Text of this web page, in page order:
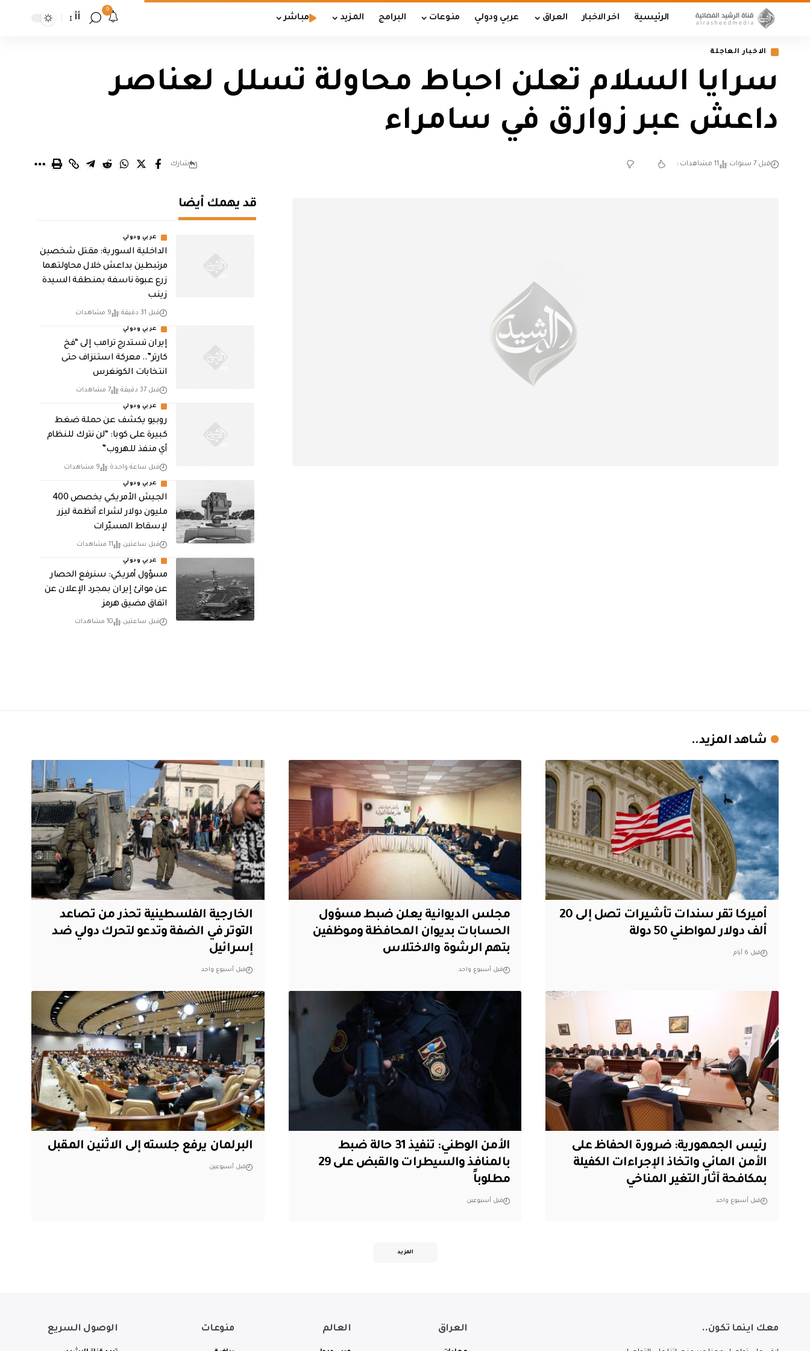
الرئيسية اخر الاخبار العراق عربي ودولي منوعات البرامج المزيد مباشر
9
أأ
الاخبار العاجلة
سرايا السلام تعلن احباط محاولة تسلل لعناصر
داعش عبر زوارق في سامراء
قبل 7 سنوات 11 مشاهدات شارك
قد يهمك أيضا
عربي ودولي
الداخلية السورية: مقتل شخصين
مرتبطين بداعش خلال محاولتهما
زرع عبوة ناسفة بمنطقة السيدة
زينب
قبل 31 دقيقة 9 مشاهدات
عربي ودولي
إيران تستدرج ترامب إلى “فخ
كارتر”.. معركة استنزاف حتى
انتخابات الكونغرس
قبل 37 دقيقة 7 مشاهدات
عربي ودولي
روبيو يكشف عن حملة ضغط
كبيرة على كوبا: “لن نترك للنظام
أي منفذ للهروب”
قبل ساعة واحدة 9 مشاهدات
عربي ودولي
الجيش الأمريكي يخصص 400
مليون دولار لشراء أنظمة ليزر
لإسقاط المسيّرات
قبل ساعتين 11 مشاهدات
عربي ودولي
مسؤول أمريكي: سنرفع الحصار
عن موانئ إيران بمجرد الإعلان عن
اتفاق مضيق هرمز
قبل ساعتين 10 مشاهدات
شاهد المزيد..
أميركا تقر سندات تأشيرات تصل إلى 20
ألف دولار لمواطني 50 دولة
قبل 6 أيام
مجلس الديوانية يعلن ضبط مسؤول
الحسابات بديوان المحافظة وموظفين
بتهم الرشوة والاختلاس
قبل أسبوع واحد
الخارجية الفلسطينية تحذر من تصاعد
التوتر في الضفة وتدعو لتحرك دولي ضد
إسرائيل
قبل أسبوع واحد
رئيس الجمهورية: ضرورة الحفاظ على
الأمن المائي واتخاذ الإجراءات الكفيلة
بمكافحة آثار التغير المناخي
قبل أسبوع واحد
الأمن الوطني: تنفيذ 31 حالة ضبط
بالمنافذ والسيطرات والقبض على 29
مطلوباً
قبل أسبوعين
البرلمان يرفع جلسته إلى الاثنين المقبل
قبل أسبوعين
المزيد
معك اينما تكون.. العراق العالم منوعات الوصول السريع